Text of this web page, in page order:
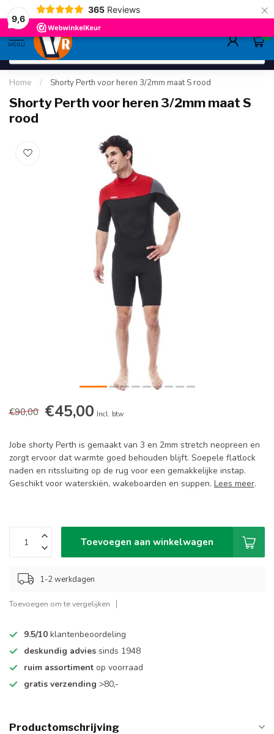
9,6
365 Reviews ×
gratis verzending>80,-
MENU
0
Home / Shorty Perth voor heren 3/2mm maat S rood
Shorty Perth voor heren 3/2mm maat S
rood
€90,00 €45,00 Incl. btw
Jobe shorty Perth is gemaakt van 3 en 2mm stretch neopreen en
zorgt ervoor dat warmte goed behouden blijft. Soepele flatlock
naden en ritssluiting op de rug voor een gemakkelijke instap.
Geschikt voor waterskiën, wakeboarden en suppen. Lees meer.
Toevoegen aan winkelwagen
1-2 werkdagen
Toevoegen om te vergelijken
9.5/10 klantenbeoordeling
deskundig advies sinds 1948
ruim assortiment op voorraad
gratis verzending >80,-
Productomschrijving